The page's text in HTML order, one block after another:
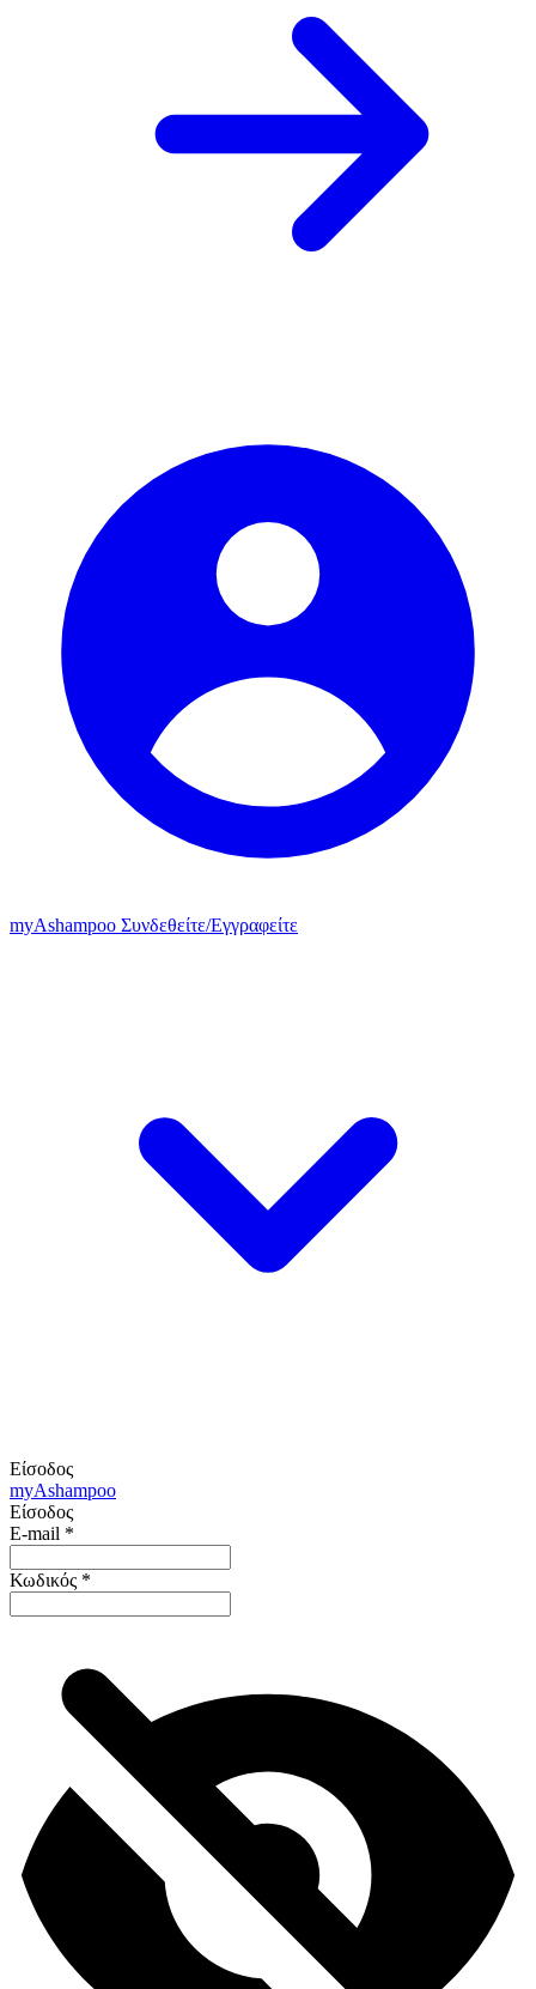
myAshampoo Συνδεθείτε/Εγγραφείτε
Είσοδος
myAshampoo
Είσοδος
E-mail *
Κωδικός *